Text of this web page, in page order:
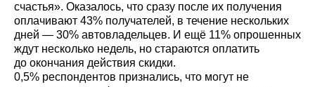
счастья». Оказалось, что сразу после их получения
оплачивают 43% получателей, в течение нескольких
дней — 30% автовладельцев. И ещё 11% опрошенных
ждут несколько недель, но стараются оплатить
до окончания действия скидки.
0,5% респондентов признались, что могут не